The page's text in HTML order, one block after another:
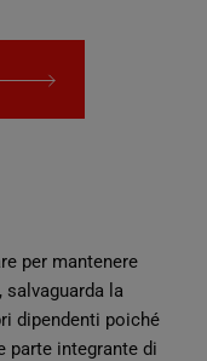
per mantenere
la
dipendenti poiché
parte integrante di